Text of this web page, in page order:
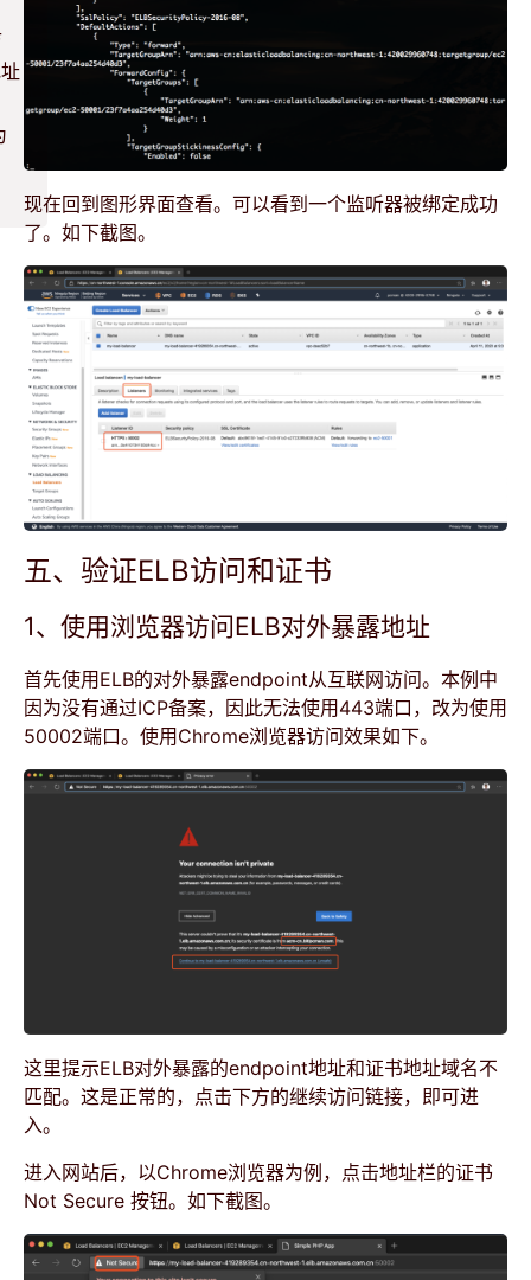
现在回到图形界面查看。可以看到一个监听器被绑定成功
了。如下截图。
五、验证ELB访问和证书
1、使用浏览器访问ELB对外暴露地址
首先使用ELB的对外暴露endpoint从互联网访问。本例中
因为没有通过ICP备案，因此无法使用443端口，改为使用
50002端口。使用Chrome浏览器访问效果如下。
这里提示ELB对外暴露的endpoint地址和证书地址域名不
匹配。这是正常的，点击下方的继续访问链接，即可进
入。
进入网站后，以Chrome浏览器为例，点击地址栏的证书
Not Secure 按钮。如下截图。